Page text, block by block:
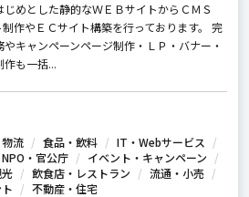
めとした静的なＷＥＢサイトからＣＭＳ
作やＥＣサイト構築を行っております。 完
キャンペーンページ制作・ＬＰ・バナー・
作も一括...
流 食品・飲料
IT・Webサービス
NPO・官公庁
イベント・キャンペーン
飲食店・レストラン
流通・小売
不動産・住宅